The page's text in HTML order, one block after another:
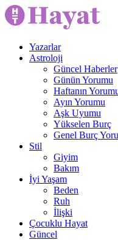
Yazarlar
Astroloji
Güncel Haberler
Günün Yorumu
Haftanın
Ayın Yorumu
Aşk Uyumu
Yükselen Burç
Genel Burç
Stil
Giyim
Bakım
İyi Yaşam
Beden
Ruh
İlişki
Çocuklu Hayat
Güncel